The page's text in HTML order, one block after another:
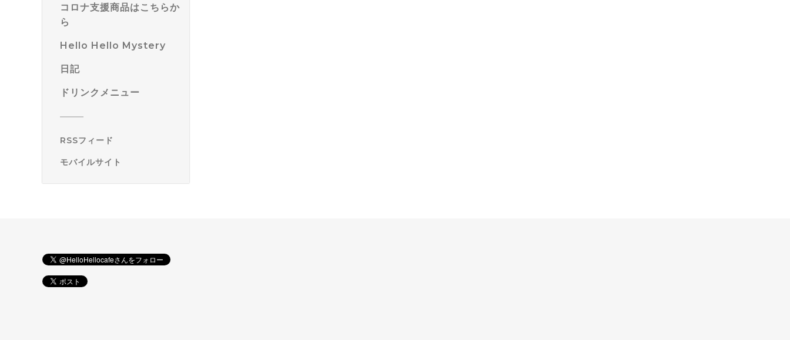
コロナ支援商品はこちらか
ら
Hello Hello Mystery
日記
ドリンクメニュー
RSSフィード
モバイルサイト